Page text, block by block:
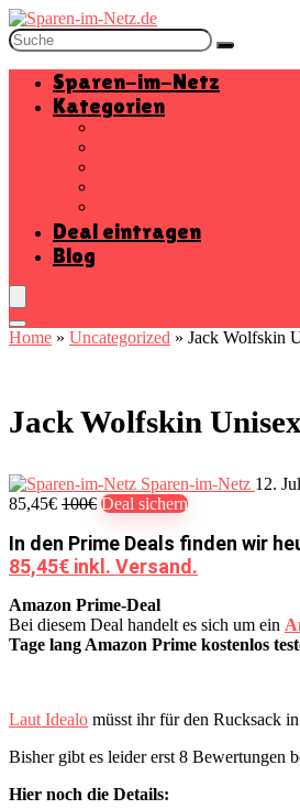
Sparen-im-Netz
Kategorien
Deal eintragen
Blog
Home » Uncategorized » Jack Wolfskin
Jack Wolfskin
Sparen-im-Netz 12.
85,45€ 100€ Deal sichern
In den Prime Deals finden wir
85,45€ inkl. Versand.
Amazon Prime-Deal
Bei diesem Deal handelt es sich um ein
Tage lang Amazon Prime kostenlos
Laut Idealo müsst ihr für den Rucksack
Bisher gibt es leider erst 8 Bewertungen
Hier noch die Details: